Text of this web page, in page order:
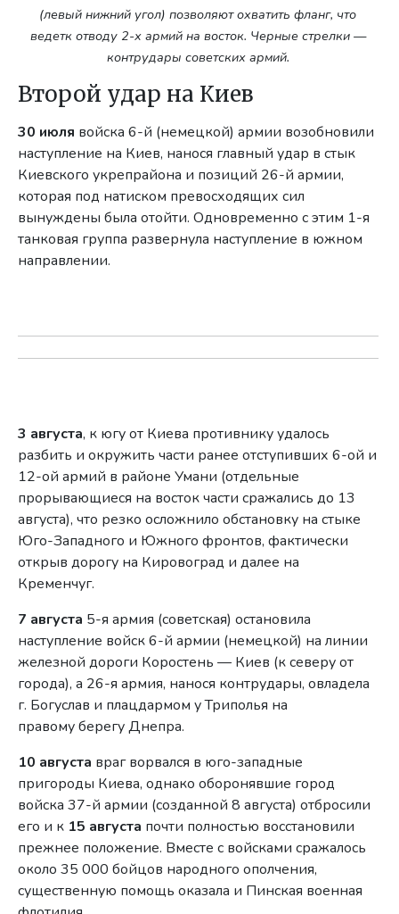
(левый нижний угол) позволяют охватить фланг, что
ведетк отводу 2-х армий на восток. Черные стрелки —
контрудары советских армий.
Второй удар на Киев
30 июля войска 6-й (немецкой) армии возобновили
наступление на Киев, нанося главный удар в стык
Киевского укрепрайона и позиций 26-й армии,
которая под натиском превосходящих сил
вынуждены была отойти. Одновременно с этим 1-я
танковая группа развернула наступление в южном
направлении.
3 августа, к югу от Киева противнику удалось
разбить и окружить части ранее отступивших 6-ой и
12-ой армий в районе Умани (отдельные
прорывающиеся на восток части сражались до 13
августа), что резко осложнило обстановку на стыке
Юго-Западного и Южного фронтов, фактически
открыв дорогу на Кировоград и далее на
Кременчуг.
7 августа 5-я армия (советская) остановила
наступление войск 6-й армии (немецкой) на линии
железной дороги Коростень — Киев (к северу от
города), а 26-я армия, нанося контрудары, овладела
г. Богуслав и плацдармом у Триполья на
правому берегу Днепра.
10 августа враг ворвался в юго-западные
пригороды Киева, однако оборонявшие город
войска 37-й армии (созданной 8 августа) отбросили
его и к 15 августа почти полностью восстановили
прежнее положение. Вместе с войсками сражалось
около 35 000 бойцов народного ополчения,
существенную помощь оказала и Пинская военная